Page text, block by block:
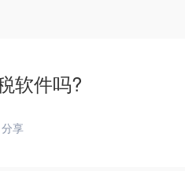
软件吗?
分享